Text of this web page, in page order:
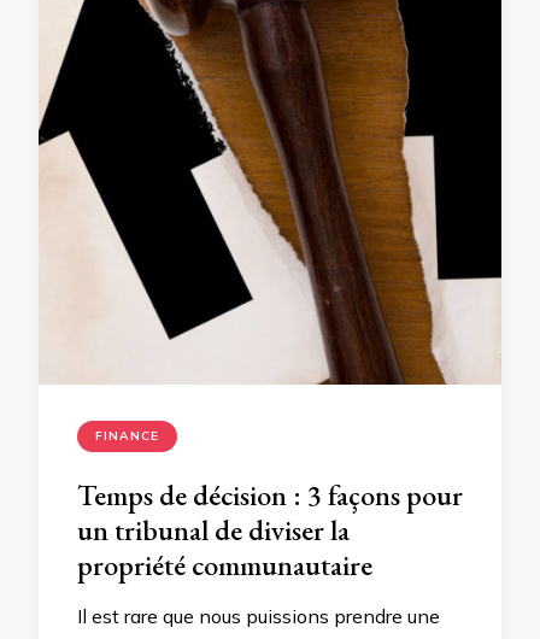
FINANCE
Temps de décision : 3 façons pour
un tribunal de diviser la
propriété communautaire
Il est rare que nous puissions prendre une